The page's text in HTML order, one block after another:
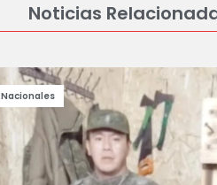
Noticias
Nacionales